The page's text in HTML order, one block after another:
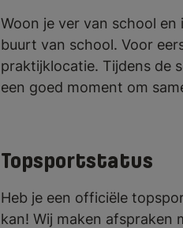
Woon je ver van school
buurt van school. Voor
praktijklocatie. Tijdens de
een goed moment om
Topsportstatus
Heb je een officiële
kan! Wij maken afspraken